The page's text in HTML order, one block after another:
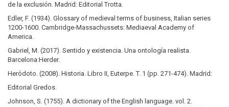
de la exclusión. Madrid: Editorial Trotta.
Edler, F. (1934). Glossary of medieval terms of business, Italian series
1200-1600. Cambridge-Massachussets: Mediaeval Academy of
America.
Gabriel, M. (2017). Sentido y existencia. Una ontología realista.
Barcelona:Herder.
Heródoto. (2008). Historia. Libro II, Euterpe. T. 1 (pp. 271-474). Madrid:
Editorial Gredos.
Johnson, S. (1755). A dictionary of the English language. vol. 2.